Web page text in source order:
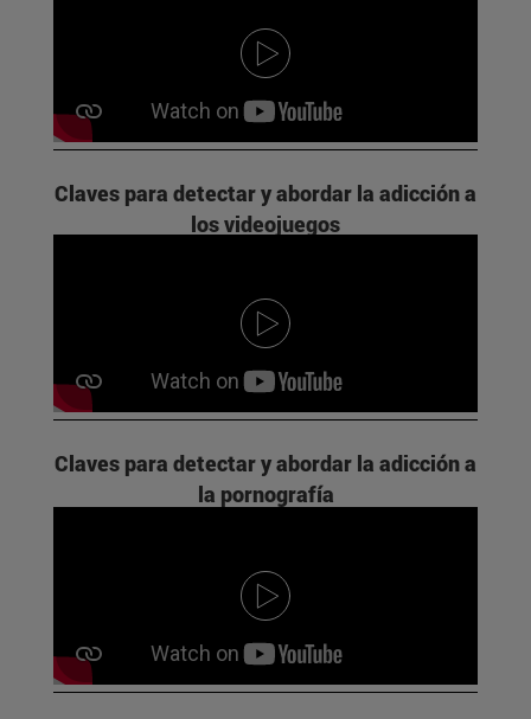
Claves para detectar y abordar la adicción a
los videojuegos
Claves para detectar y abordar la adicción a
la pornografía